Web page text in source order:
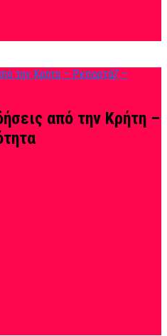
από την Κρήτη –